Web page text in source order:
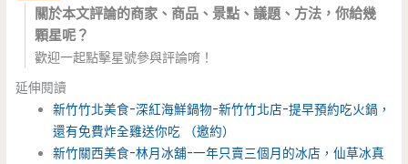
關於本文評論的商家、商品、景點、議題、方法，你給幾
顆星呢？
歡迎一起點擊星號參與評論唷！
延伸閱讀
新竹竹北美食-深紅海鮮鍋物-新竹竹北店-提早預約吃火鍋，
還有免費炸全雞送你吃 （邀約）
新竹關西美食-林月冰舖-一年只賣三個月的冰店，仙草冰真